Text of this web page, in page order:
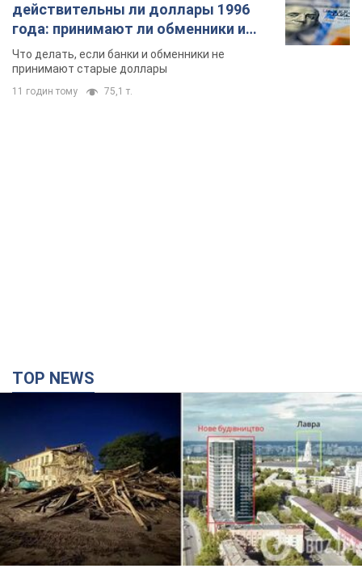
действительны ли доллары 1996
года: принимают ли обменники и
банки такие купюры
Что делать, если банки и обменники не
принимают старые доллары
11 годин тому 75,1 т.
TOP NEWS